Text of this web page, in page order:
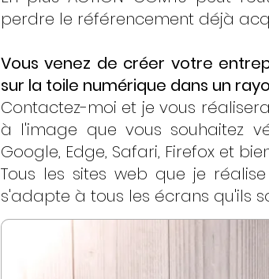
perdre le référencement déjà
Vous venez de créer votre
sur la toile numérique dans un
Contactez-moi et je vous
à l'image que vous souhaitez
Google, Edge, Safari, Firefox et
Tous les sites web que je
s'adapte à tous les écrans qu'ils